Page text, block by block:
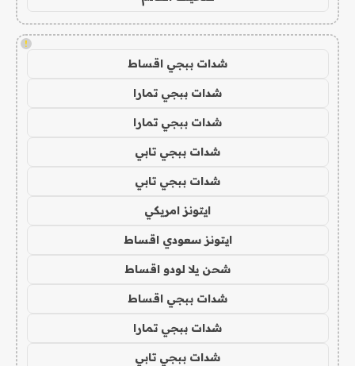
!
شدات ببجي اقساط
شدات ببجي تمارا
شدات ببجي تمارا
شدات ببجي تابي
شدات ببجي تابي
ايتونز امريكي
ايتونز سعودي اقساط
شحن يلا لودو اقساط
شدات ببجي اقساط
شدات ببجي تمارا
شدات ببجي تابي